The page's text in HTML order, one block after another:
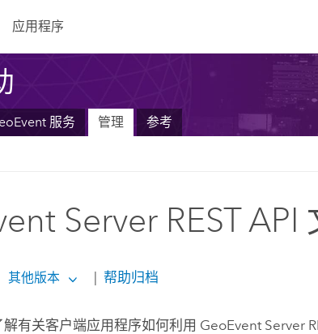
应用程序
服务 管理 参考
Server REST API
其他版本 | 帮助归档
有关客户端应用程序如何利用 GeoEvent Server